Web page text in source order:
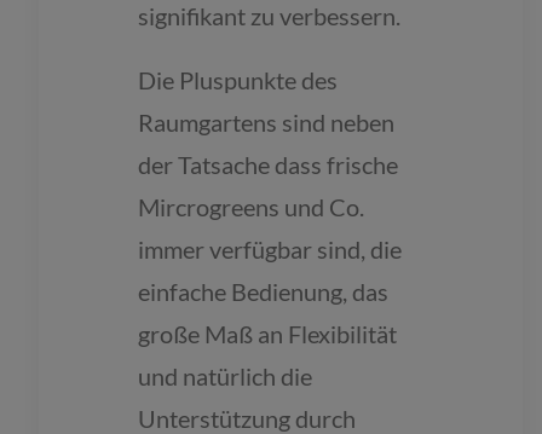
signifikant zu verbessern.
Die Pluspunkte des
Raumgartens sind neben
der Tatsache dass frische
Mircrogreens und Co.
immer verfügbar sind, die
einfache Bedienung, das
große Maß an Flexibilität
und natürlich die
Unterstützung durch